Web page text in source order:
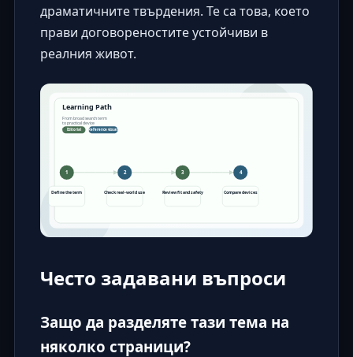
драматичните твърдения. Те са това, което
прави договореностите устойчиви в
реалния живот.
Често задавани въпроси
Защо да разделяте тази тема на
няколко страници?